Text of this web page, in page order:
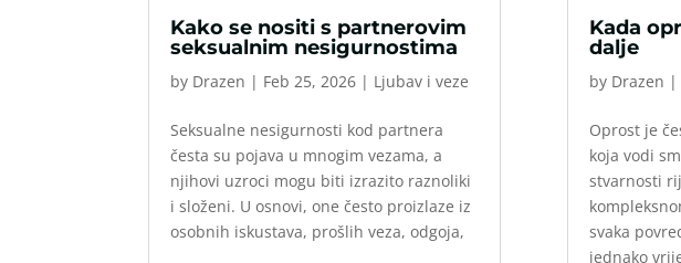
Kako se nositi s partnerovim
seksualnim nesigurnostima
by Drazen | Feb 25, 2026 | Ljubav i veze
Seksualne nesigurnosti kod partnera
česta su pojava u mnogim vezama, a
njihovi uzroci mogu biti izrazito raznoliki
i složeni. U osnovi, one često proizlaze iz
osobnih iskustava, prošlih veza, odgoja,
Kada
dalje
by Drazen |
Oprost je
koja vodi
stvarnosti
svaka
jednako